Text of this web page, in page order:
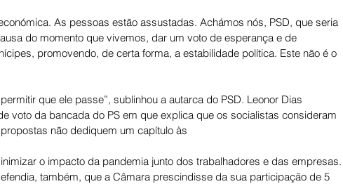
As pessoas estão assustadas. Achámos nós, PSD, que seria
do momento que vivemos, dar um voto de esperança e de
promovendo, de certa forma, a estabilidade política. Este não é o
que ele passe”, sublinhou a autarca do PSD. Leonor Dias
voto da bancada do PS em que explica que os socialistas consideram
não dediquem um capítulo às
o impacto da pandemia junto dos trabalhadores e das empresas.
também, que a Câmara prescindisse da sua participação de 5